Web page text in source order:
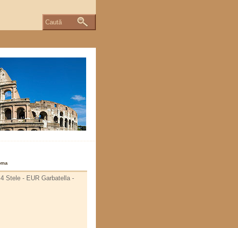
Stele - EUR Garbatella -
Caută